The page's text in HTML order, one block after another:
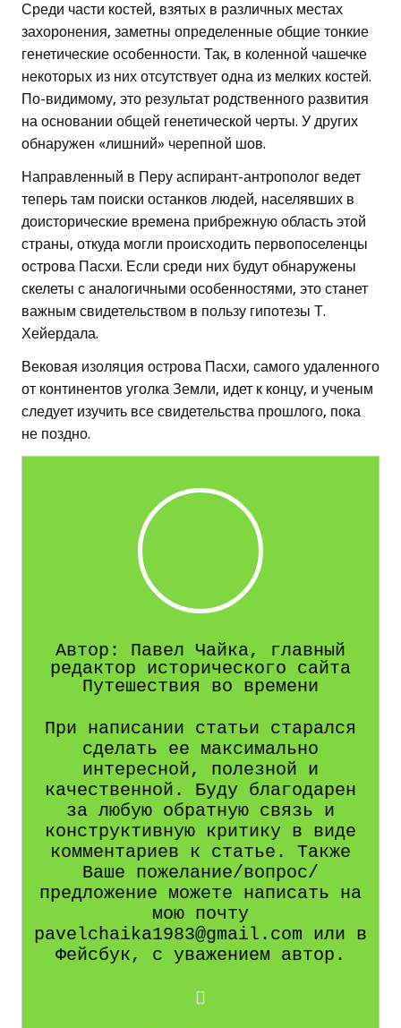
Среди части костей, взятых в различных местах
захоронения, заметны определенные общие тонкие
генетические особенности. Так, в коленной чашечке
некоторых из них отсутствует одна из мелких костей.
По-видимому, это результат родственного развития
на основании общей генетической черты. У других
обнаружен «лишний» черепной шов.
Направленный в Перу аспирант-антрополог ведет
теперь там поиски останков людей, населявших в
доисторические времена прибрежную область этой
страны, откуда могли происходить первопоселенцы
острова Пасхи. Если среди них будут обнаружены
скелеты с аналогичными особенностями, это станет
важным свидетельством в пользу гипотезы Т.
Хейердала.
Вековая изоляция острова Пасхи, самого удаленного
от континентов уголка Земли, идет к концу, и ученым
следует изучить все свидетельства прошлого, пока
не поздно.
Автор: Павел Чайка, главный
редактор исторического сайта
Путешествия во времени
При написании статьи старался
сделать ее максимально
интересной, полезной и
качественной. Буду благодарен
за любую обратную связь и
конструктивную критику в виде
комментариев к статье. Также
Ваше пожелание/вопрос/
предложение можете написать на
мою почту
pavelchaika1983@gmail.com или в
Фейсбук, с уважением автор.